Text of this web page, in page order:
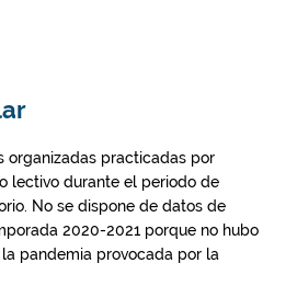
organizadas practicadas por
lectivo durante el periodo de
No se dispone de datos de
2020-2021 porque no hubo
pandemia provocada por la